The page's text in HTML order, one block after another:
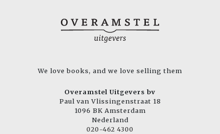
We love books, and we love selling them
Overamstel Uitgevers bv
Paul van Vlissingenstraat 18
1096 BK Amsterdam
Nederland
020-462 4300